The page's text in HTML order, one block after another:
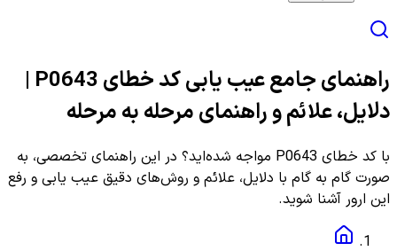
راهنمای جامع عیب یابی کد خطای P0643 |
دلایل، علائم و راهنمای مرحله به مرحله
با کد خطای P0643 مواجه شده‌اید؟ در این راهنمای تخصصی، به
صورت گام به گام با دلایل، علائم و روش‌های دقیق عیب یابی و رفع
این ارور آشنا شوید.